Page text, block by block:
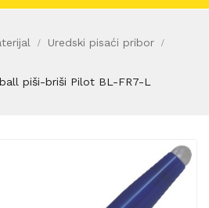
Uredski pisaći pribor
piši-briši Pilot BL-FR7-L